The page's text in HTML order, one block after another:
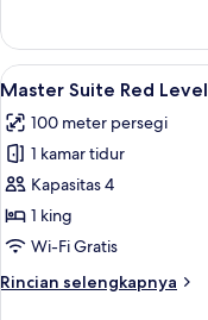
Red
Level
Grand
Supreme
Room
Jacuzzi
Red
Lihat
semua
foto
untuk
Master
Suite
Red
6
Master Suite Red Level
100 meter persegi
1 kamar tidur
Kapasitas 4
1 king
Wi-Fi Gratis
Rincian selengkapnya
Rincian